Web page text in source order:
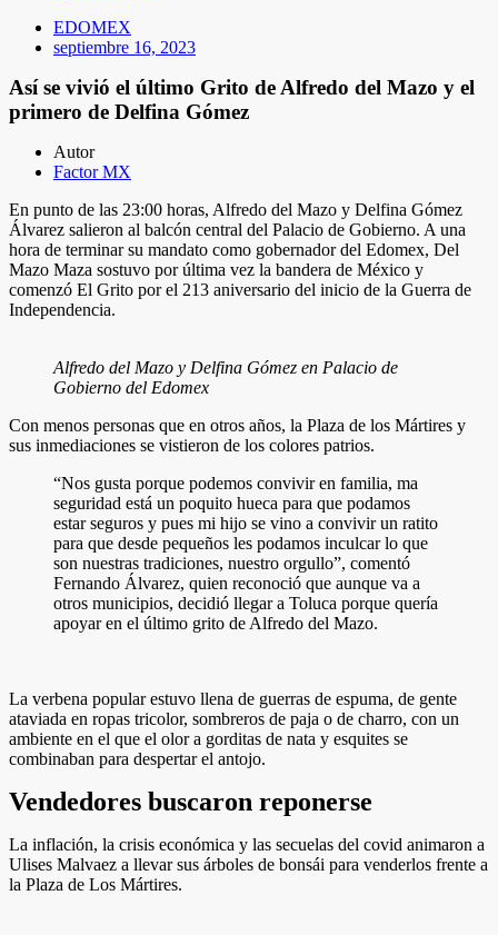
EDOMEX
septiembre 16, 2023
Así se vivió el último Grito de Alfredo del Mazo y el
primero de Delfina Gómez
Autor
Factor MX
En punto de las 23:00 horas, Alfredo del Mazo y Delfina Gómez
Álvarez salieron al balcón central del Palacio de Gobierno. A una
hora de terminar su mandato como gobernador del Edomex, Del
Mazo Maza sostuvo por última vez la bandera de México y
comenzó El Grito por el 213 aniversario del inicio de la Guerra de
Independencia.
Alfredo del Mazo y Delfina Gómez en Palacio de
Gobierno del Edomex
Con menos personas que en otros años, la Plaza de los Mártires y
sus inmediaciones se vistieron de los colores patrios.
“Nos gusta porque podemos convivir en familia, ma
seguridad está un poquito hueca para que podamos
estar seguros y pues mi hijo se vino a convivir un ratito
para que desde pequeños les podamos inculcar lo que
son nuestras tradiciones, nuestro orgullo”, comentó
Fernando Álvarez, quien reconoció que aunque va a
otros municipios, decidió llegar a Toluca porque quería
apoyar en el último grito de Alfredo del Mazo.
La verbena popular estuvo llena de guerras de espuma, de gente
ataviada en ropas tricolor, sombreros de paja o de charro, con un
ambiente en el que el olor a gorditas de nata y esquites se
combinaban para despertar el antojo.
Vendedores buscaron reponerse
La inflación, la crisis económica y las secuelas del covid animaron a
Ulises Malvaez a llevar sus árboles de bonsái para venderlos frente a
la Plaza de Los Mártires.